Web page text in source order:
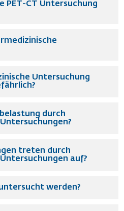
PET-CT Untersuchung
Untersuchung
durch
treten durch
auf?
werden?